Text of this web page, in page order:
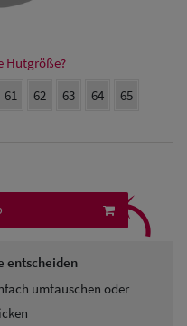
Hutgröße?
61 62 63 64 65
entscheiden
umtauschen oder
⤹